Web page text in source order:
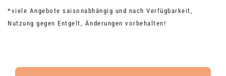
*viele Angebote saisonabhängig und nach Verfügbarkeit,
Nutzung gegen Entgelt, Änderungen vorbehalten!